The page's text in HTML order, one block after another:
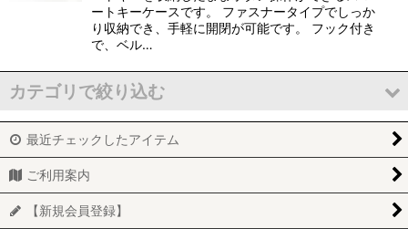
ートキーケースです。 ファスナータイプでしっか
り収納でき、手軽に開閉が可能です。 フック付き
で、ベル…
カテゴリで絞り込む
キーホルダー、キーケース (全商品)
キーケース
キーホルダー
最近チェックしたアイテム
ご利用案内
【新規会員登録】